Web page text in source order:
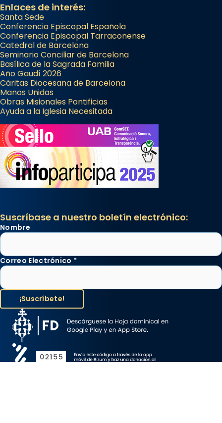
Enlaces de interés:
Santa Sede
Conferencia Episcopal Española
Conferencia Episcopal Tarraconense
Catedral de Barcelona
Seminario Conciliar de Barcelona
Basílica de la Sagrada Familia
Año Gaudí 2026
Cáritas Diocesana de Barcelona
Manos Unidas
Obras Misionales Pontificias
Ayuda a la Iglesia Necesitada
Suscríbase a nuestro boletín electrónico:
Nombre
Correo Electrónico *